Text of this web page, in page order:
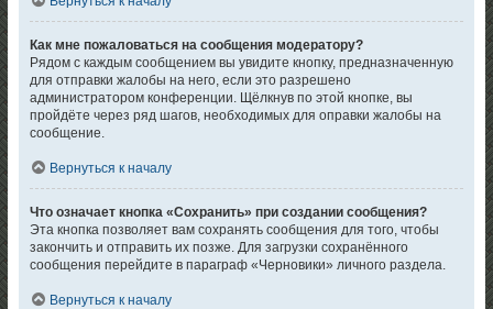
Как мне пожаловаться на сообщения модератору?
Рядом с каждым сообщением вы увидите кнопку, предназначенную
для отправки жалобы на него, если это разрешено
администратором конференции. Щёлкнув по этой кнопке, вы
пройдёте через ряд шагов, необходимых для оправки жалобы на
сообщение.
Вернуться к началу
Что означает кнопка «Сохранить» при создании сообщения?
Эта кнопка позволяет вам сохранять сообщения для того, чтобы
закончить и отправить их позже. Для загрузки сохранённого
сообщения перейдите в параграф «Черновики» личного раздела.
Вернуться к началу